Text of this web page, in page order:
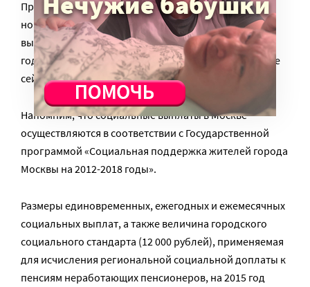
Правительство Москвы обещает, что все публично-
нормативные обязательства в 2015 году будут
выполнены в полном объеме и что в наступающем
году все меры социальной поддержки, действующие
сейчас, будут сохранены.
Напомним, что социальные выплаты в Москве
осуществляются в соответствии с Государственной
программой «Социальная поддержка жителей города
Москвы на 2012-2018 годы».
Размеры единовременных, ежегодных и ежемесячных
социальных выплат, а также величина городского
социального стандарта (12 000 рублей), применяемая
для исчисления региональной социальной доплаты к
пенсиям неработающих пенсионеров, на 2015 год